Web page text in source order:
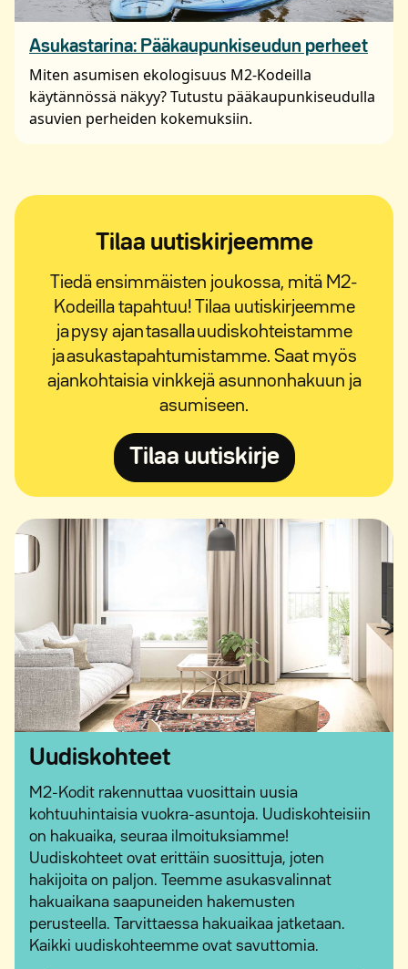
Asukastarina: Pääkaupunkiseudun perheet
Miten asumisen ekologisuus M2-Kodeilla
käytännössä näkyy? Tutustu pääkaupunkiseudulla
asuvien perheiden kokemuksiin.
Tilaa uutiskirjeemme
Tiedä ensimmäisten joukossa, mitä M2-
Kodeilla tapahtuu! Tilaa uutiskirjeemme
ja pysy ajan tasalla uudiskohteistamme
ja asukastapahtumistamme. Saat myös
ajankohtaisia vinkkejä asunnonhakuun ja
asumiseen.
Tilaa uutiskirje
Avautuu uuteen
Uudiskohteet
M2-Kodit rakennuttaa vuosittain uusia
kohtuuhintaisia vuokra-asuntoja. Uudiskohteisiin
on hakuaika, seuraa ilmoituksiamme!
Uudiskohteet ovat erittäin suosittuja, joten
hakijoita on paljon. Teemme asukasvalinnat
hakuaikana saapuneiden hakemusten
perusteella. Tarvittaessa hakuaikaa jatketaan.
Kaikki uudiskohteemme ovat savuttomia.